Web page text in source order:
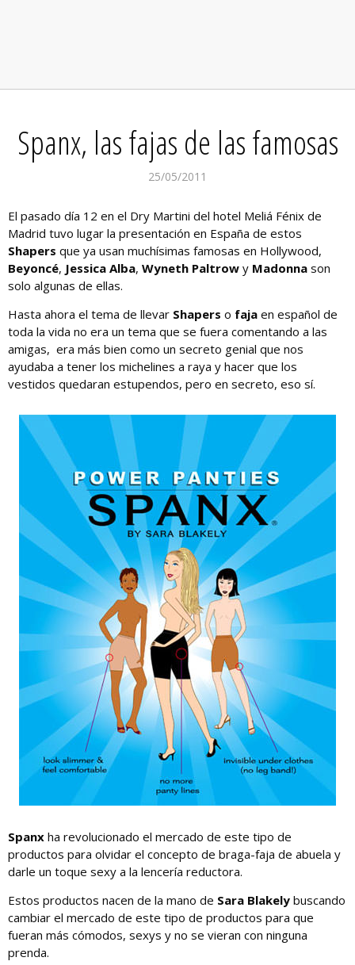
Spanx, las fajas de las famosas
25/05/2011
El pasado día 12 en el Dry Martini del hotel Meliá Fénix de
Madrid tuvo lugar la presentación en España de estos
Shapers que ya usan muchísimas famosas en Hollywood,
Beyoncé, Jessica Alba, Wyneth Paltrow y Madonna son
solo algunas de ellas.
Hasta ahora el tema de llevar Shapers o faja en español de
toda la vida no era un tema que se fuera comentando a las
amigas, era más bien como un secreto genial que nos
ayudaba a tener los michelines a raya y hacer que los
vestidos quedaran estupendos, pero en secreto, eso sí.
Spanx ha revolucionado el mercado de este tipo de
productos para olvidar el concepto de braga-faja de abuela y
darle un toque sexy a la lencería reductora.
Estos productos nacen de la mano de Sara Blakely buscando
cambiar el mercado de este tipo de productos para que
fueran más cómodos, sexys y no se vieran con ninguna
prenda.